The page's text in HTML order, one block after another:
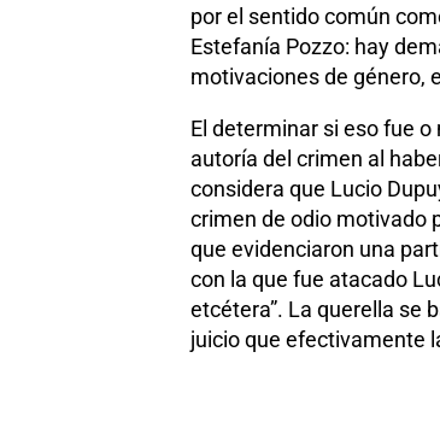
por el sentido común
Estefanía Pozzo: hay
motivaciones de género,
El determinar si eso fue
autoría del crimen al
considera que Lucio
crimen de odio motivado
que evidenciaron una
con la que fue atacado
etcétera”. La querella se
juicio que efectivamente